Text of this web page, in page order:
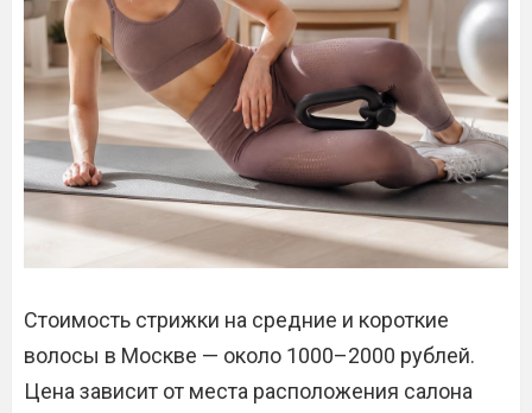
Стоимость стрижки на средние и короткие
волосы в Москве — около 1000–2000 рублей.
Цена зависит от места расположения салона